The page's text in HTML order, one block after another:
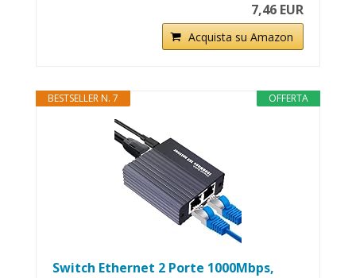
7,46 EUR
Acquista su Amazon
OFFERTA
BESTSELLER N. 7
Switch Ethernet 2 Porte 1000Mbps,